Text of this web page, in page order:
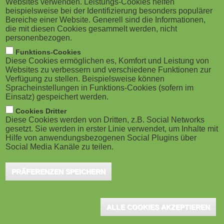
M
o
b
i
l
e
)
Websites verwenden. Leistungs-Cookies helfen
beispielsweise bei der Identifizierung besonders populärer
Bereiche einer Website. Generell sind die Informationen,
die mit diesen Cookies gesammelt werden, nicht
personenbezogen.
Funktions-Cookies
Diese Cookies ermöglichen es, Komfort und Leistung von
Websites zu verbessern und verschiedene Funktionen zur
Verfügung zu stellen. Beispielsweise können
Spracheinstellungen in Funktions-Cookies (sofern im
Einsatz) gespeichert werden.
Cookies Dritter
Diese Cookies werden von Dritten, z.B. Social Networks
gesetzt. Sie werden in erster Linie verwendet, um Inhalte mit
Hilfe von anwendungsbezogenen Social Plugins über
Social Media Kanäle zu teilen.
PRÄFERENZEN SPEICHERN
ALLE COOKIES AKZEPTIEREN